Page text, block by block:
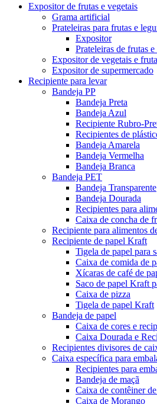
Expositor de frutas e vegetais
Grama artificial
Prateleiras para frutas e
Expositor
Prateleiras de frutas e
Expositor de vegetais e
Expositor de supermercado
Recipiente para levar
Bandeja PP
Bandeja Preta
Bandeja Azul
Recipiente Rubro-
Recipientes de
Bandeja Amarela
Bandeja Vermelha
Bandeja Branca
Bandeja PET
Bandeja Transparente
Bandeja Dourada
Recipientes para
Caixa de concha de
Recipiente para alimentos
Recipiente de papel Kraft
Tigela de papel para
Caixa de comida de
Xícaras de café de
Saco de papel Kraft
Caixa de pizza
Tigela de papel Kraft
Bandeja de papel
Caixa de cores e
Caixa Dourada e
Recipientes divisores de
Caixa específica para
Recipientes para
Bandeja de maçã
Caixa de contêiner
Caixa de Morango